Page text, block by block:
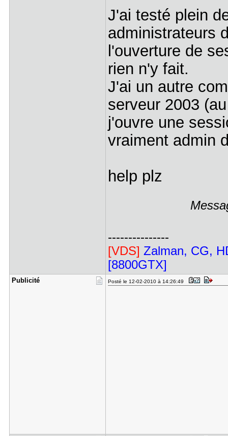
J'ai testé plein
administrateurs
l'ouverture de
rien n'y fait.
J'ai un autre
serveur 2003
j'ouvre une
vraiment admin
help plz
---------------
[VDS] Zalman, CG,
[8800GTX]
Publicité Posté le 12-02-2010 à 14:26:49